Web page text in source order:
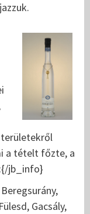
a tételt főzte, a
jb_info}
Gacsály,